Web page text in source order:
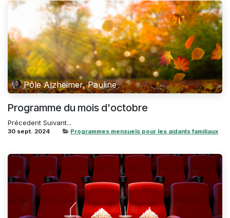
Pôle Alzheimer, Pauline
Programme du mois d'octobre
Précedent Suivant...
30 sept. 2024 Programmes mensuels pour les aidants familiaux